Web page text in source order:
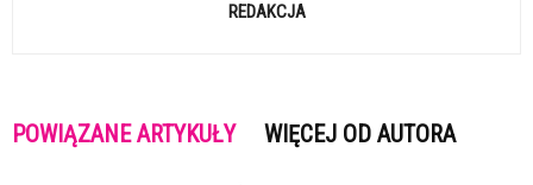
REDAKCJA
POWIĄZANE ARTYKUŁY WIĘCEJ OD AUTORA